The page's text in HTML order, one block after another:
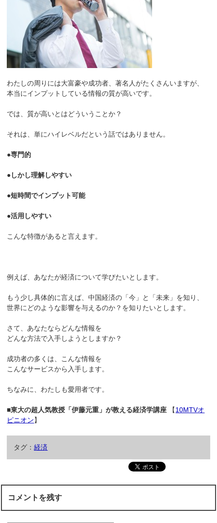
わたしの周りには大富豪や成功者、著名人がたくさんいますが、
本当にインプットしている情報の質が高いです。
では、質が高いとはどういうことか？
それは、単にハイレベルだという話ではありません。
●専門的
●しかし理解しやすい
●短時間でインプット可能
●活用しやすい
こんな特徴があると言えます。
例えば、あなたが経済について学びたいとします。
もう少し具体的に言えば、中国経済の「今」と「未来」を知り、
世界にどのような影響を与えるのか？を知りたいとします。
さて、あなたならどんな情報を
どんな方法で入手しようとしますか？
成功者の多くは、こんな情報を
こんなサービスから入手します。
ちなみに、わたしも愛用者です。
■東大の超人気教授「伊藤元重」が教える経済学講座 【10MTVオ
ピニオン】
タグ：経済
コメントを残す